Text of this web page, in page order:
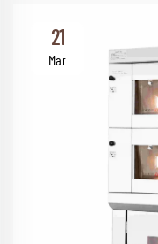
21
Mar